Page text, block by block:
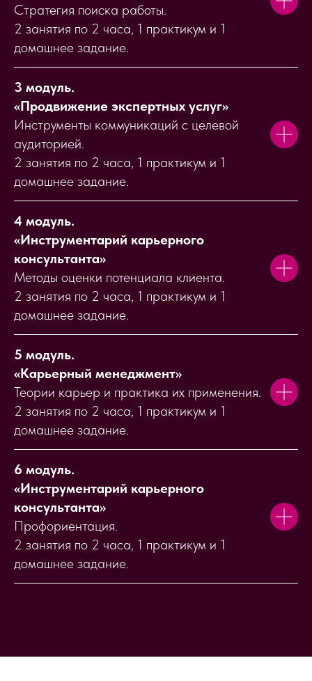
Стратегия поиска работы.
2 занятия по 2 часа, 1 практикум и 1
домашнее задание.
3 модуль.
«Продвижение экспертных услуг»
Инструменты коммуникаций с целевой
аудиторией.
2 занятия по 2 часа, 1 практикум и 1
домашнее задание.
4 модуль.
«Инструментарий карьерного
консультанта»
Методы оценки потенциала клиента.
2 занятия по 2 часа, 1 практикум и 1
домашнее задание.
5 модуль.
«Карьерный менеджмент»
Теории карьер и практика их применения.
2 занятия по 2 часа, 1 практикум и 1
домашнее задание.
6 модуль.
«Инструментарий карьерного
консультанта»
Профориентация.
2 занятия по 2 часа, 1 практикум и 1
домашнее задание.